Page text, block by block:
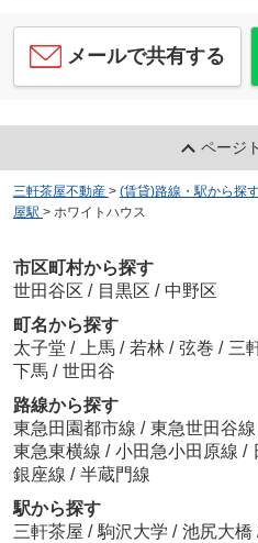
メールで共有する
ページ
三軒茶屋不動産 > (賃貸)路線・駅から探
屋駅 > ホワイトハウス
市区町村から探す
世田谷区 / 目黒区 / 中野区
町名から探す
太子堂 / 上馬 / 若林 / 弦巻 / 三
下馬 / 世田谷
路線から探す
東急田園都市線 / 東急世田谷線
東急東横線 / 小田急小田原線 /
銀座線 / 半蔵門線
駅から探す
三軒茶屋 / 駒沢大学 / 池尻大橋